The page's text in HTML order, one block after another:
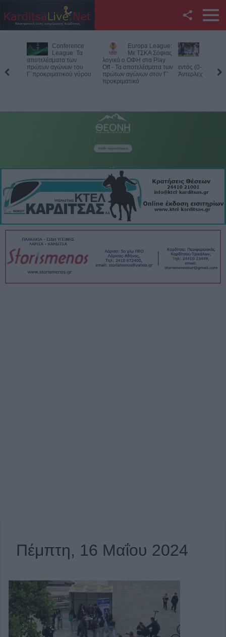
Twitter
YouTube
RSS
Επικοινωνία με το
KarditsaLive.Net
Conference
League: Τα
αποτελέσματα των
πρώτων αγώνων του
Γ΄προκριματικού γύρου
Europa League:
Με ΤΣΚΑ Σόφιας
λογικά ο ΟΦΗ στα Play
Off - Τα αποτελέσματα των
πρώτων αγώνων στον Γ'
προκριματικό
εντός (0-1) από
Άντερλεχτ
Πέμπτη, 16 Μαΐου 2024